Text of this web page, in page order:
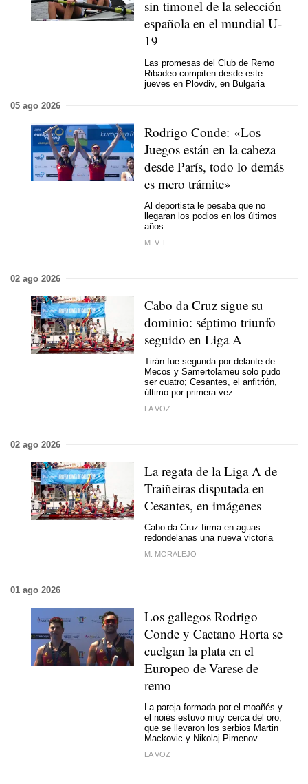
sin timonel de la selección
española en el mundial U-
19
Las promesas del Club de Remo
Ribadeo compiten desde este
jueves en Plovdiv, en Bulgaria
05 ago 2026
Rodrigo Conde: «Los
Juegos están en la cabeza
desde París, todo lo demás
es mero trámite»
Al deportista le pesaba que no
llegaran los podios en los últimos
años
M. V. F.
02 ago 2026
Cabo da Cruz sigue su
dominio: séptimo triunfo
seguido en Liga A
Tirán fue segunda por delante de
Mecos y Samertolameu solo pudo
ser cuatro; Cesantes, el anfitrión,
último por primera vez
LA VOZ
02 ago 2026
La regata de la Liga A de
Traiñeiras disputada en
Cesantes, en imágenes
Cabo da Cruz firma en aguas
redondelanas una nueva victoria
M. MORALEJO
01 ago 2026
Los gallegos Rodrigo
Conde y Caetano Horta se
cuelgan la plata en el
Europeo de Varese de
remo
La pareja formada por el moañés y
el noiés estuvo muy cerca del oro,
que se llevaron los serbios Martin
Mackovic y Nikolaj Pimenov
LA VOZ